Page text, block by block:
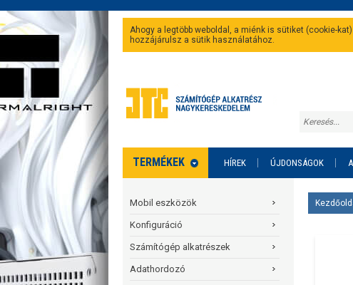
Ahogy a legtöbb weboldal, a miénk is sütiket (cookie-
hozzájárulsz a sütik használatához.
TERMÉKEK HÍREK ÚJDONSÁGOK
Mobil eszközök
Konfiguráció
Számítógép alkatrészek
Adathordozó